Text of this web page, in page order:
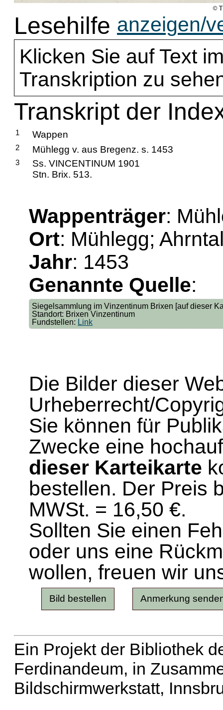
Lesehilfe anzeigen/
Klicken Sie auf Text
Transkription zu
Transkript der
1 Wappen
2 Mühlegg v. aus Bregenz. s. 1453
3
Ss. VINCENTINUM 1901
Stn. Brix. 513.
Wappenträger:
Ort: Mühlegg;
Jahr: 1453
Genannte Quelle:
Siegelsammlung im Vinzentinum Brixen [auf dieser
Standort: Brixen Vinzentinum
Fundstellen: Link
Die Bilder dieser
Urheberrecht/
Sie können für
Zwecke eine
dieser Karteikarte
bestellen. Der Preis
MWSt. = 16,50 €.
Sollten Sie einen
oder uns eine
wollen, freuen wir
Ein Projekt der Bibliothek
Ferdinandeum, in
Bildschirmwerkstatt,